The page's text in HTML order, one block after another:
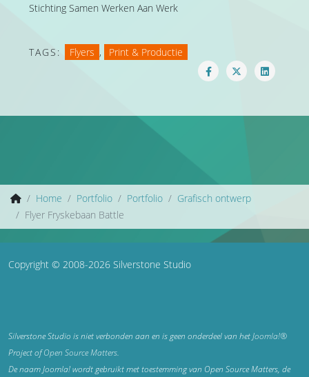
Stichting Samen Werken Aan Werk
TAGS: Flyers , Print & Productie
Home Portfolio Portfolio
Grafisch ontwerp
Flyer Fryskebaan Battle
Copyright © 2008-2026 Silverstone Studio
Silverstone Studio is niet verbonden aan en is geen onderdeel van hetJoomla!®
Project ofOpen Source Matters.
De naam Joomla! wordt gebruikt met toestemming van Open Source Matters, de